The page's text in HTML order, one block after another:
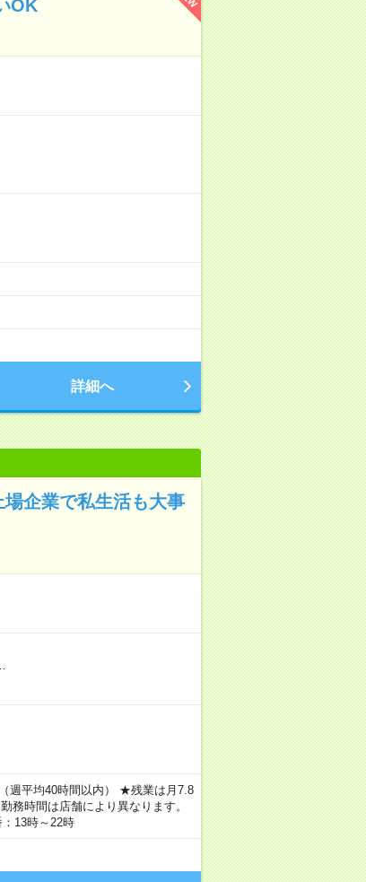
OK
詳細へ
企業で私生活も大事
週平均40時間以内） ★残業は月7.8
務時間は店舗により異なります。
13時～22時